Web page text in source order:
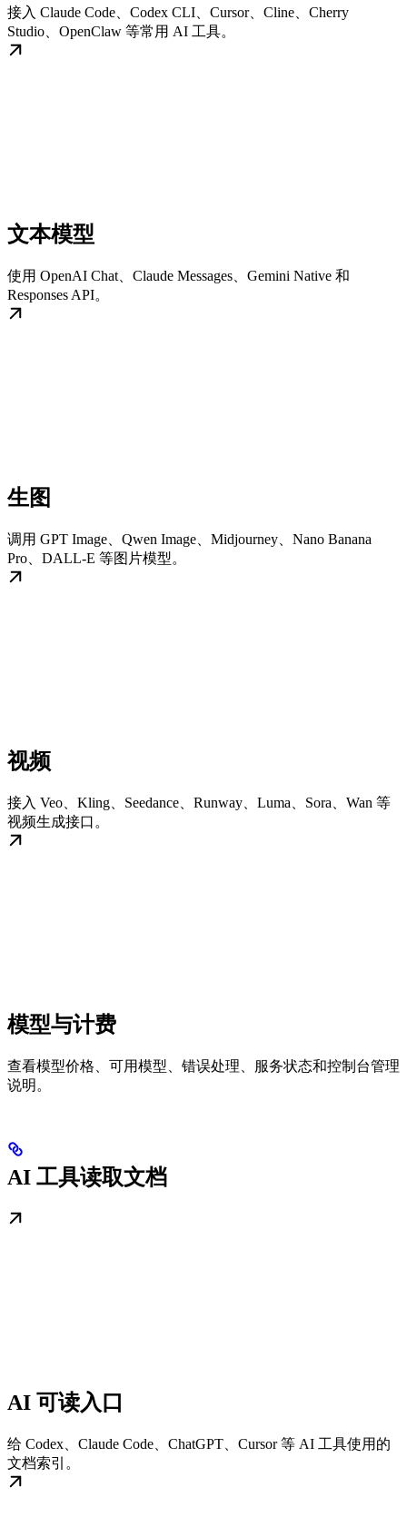
接入 Claude Code、Codex CLI、Cursor、Cline、Cherry
Studio、OpenClaw 等常用 AI 工具。
文本模型
使用 OpenAI Chat、Claude Messages、Gemini Native 和
Responses API。
生图
调用 GPT Image、Qwen Image、Midjourney、Nano Banana
Pro、DALL-E 等图片模型。
视频
接入 Veo、Kling、Seedance、Runway、Luma、Sora、Wan 等
视频生成接口。
模型与计费
查看模型价格、可用模型、错误处理、服务状态和控制台管理
说明。
AI 工具读取文档
AI 可读入口
给 Codex、Claude Code、ChatGPT、Cursor 等 AI 工具使用的
文档索引。